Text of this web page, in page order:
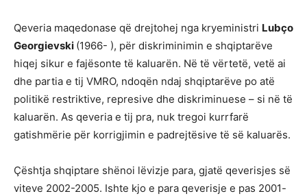
Qeveria maqedonase që drejtohej nga kryeministri Lubço
Georgievski (1966- ), për diskriminimin e shqiptarëve
hiqej sikur e fajësonte të kaluarën. Në të vërtetë, vetë ai
dhe partia e tij VMRO, ndoqën ndaj shqiptarëve po atë
politikë restriktive, represive dhe diskriminuese – si në të
kaluarën. As qeveria e tij pra, nuk tregoi kurrfarë
gatishmërie për korrigjimin e padrejtësive të së kaluarës.
Çështja shqiptare shënoi lëvizje para, gjatë qeverisjes së
viteve 2002-2005. Ishte kjo e para qeverisje e pas 2001-